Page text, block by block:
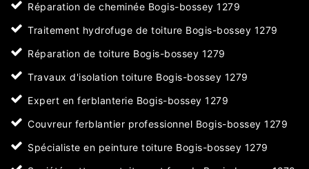
Réparation de cheminée Bogis-bossey 1279
Traitement hydrofuge de toiture Bogis-bossey 1279
Réparation de toiture Bogis-bossey 1279
Travaux d'isolation toiture Bogis-bossey 1279
Expert en ferblanterie Bogis-bossey 1279
Couvreur ferblantier professionnel Bogis-bossey 1279
Spécialiste en peinture toiture Bogis-bossey 1279